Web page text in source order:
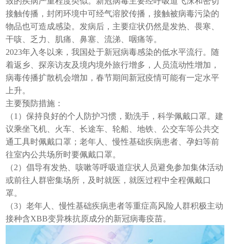
接触传播，封闭环境中可经气溶胶传播，接触被病毒污染的
物品也可造成感染。发病后，主要症状仍然是发热、畏寒、
干咳、乏力、肌痛、鼻塞、流涕、咽痛等。
2023年入冬以来，我国处于新冠病毒感染的低水平流行。随
着返乡、探亲访友及境内境外旅行增多，人员流动性增加，
病毒传播扩散机会增加，春节期间新冠疫情可能有一定水平
上升。
主要预防措施：
（1）保持良好的个人防护习惯，勤洗手，科学佩戴口罩。建
议乘坐飞机、火车、长途车、轮船、地铁、公交车等公共交
通工具时佩戴口罩；老年人、慢性基础疾病患者、孕妇等前
往室内公共场所时要佩戴口罩。
（2）倡导有发热、咳嗽等呼吸道症状人员避免参加集体活动
或前往人群密集场所，及时就医，就医过程中全程佩戴口
罩。
（3）老年人、慢性基础疾病患者等重症高风险人群积极主动
接种含XBB变异株抗原成分的新冠病毒疫苗。